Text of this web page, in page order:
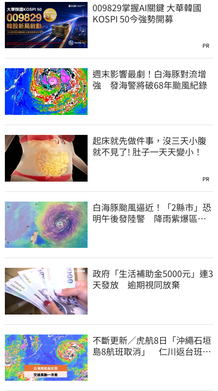
009829掌握AI關鍵 大華韓國
KOSPI 50今強勢開募
PR
週末影響最劇！白海豚對流增
強 發海警將破68年颱風紀錄
起床就先做件事，沒三天小腹
就不見了! 肚子一天天變小！
PR
白海豚颱風逼近！「2縣市」恐
明午後發陸警 降雨紫爆區域
政府「生活補助金5000元」連3
天發放 逾期視同放棄
不斷更新／虎航8日「沖繩石垣
島8航班取消」 仁川返台班機